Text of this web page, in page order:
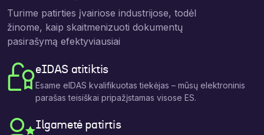
Turime patirties įvairiose industrijose, todėl
žinome, kaip skaitmenizuoti dokumentų
pasirašymą efektyviausiai
eIDAS atitiktis
Esame eIDAS kvalifikuotas tiekėjas – mūsų elektroninis
parašas teisiškai pripažįstamas visose ES.
Ilgametė patirtis